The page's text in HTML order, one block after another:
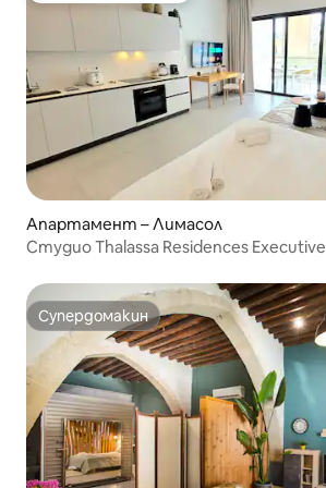
Апартамент – Лимасол
Студио Thalassa Residences Executive
Супердомакин
Супердомакин